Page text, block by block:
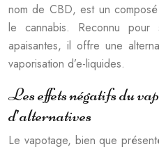
nom de CBD, est un
le cannabis. Reconnu pour
apaisantes, il offre une
vaporisation d’e-liquides.
Les effets négatifs du
d’alternatives
Le vapotage, bien que